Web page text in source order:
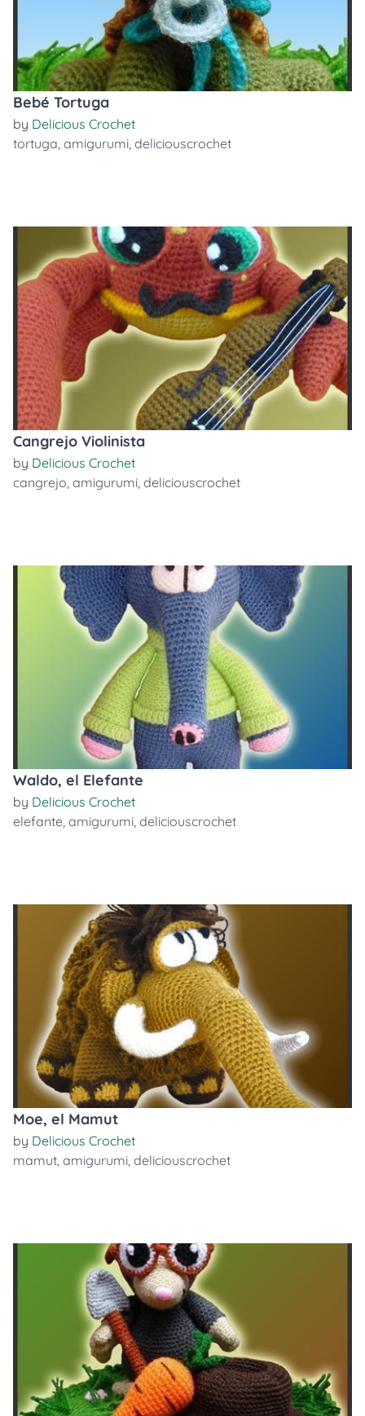
Bebé Tortuga
by Delicious Crochet
tortuga, amigurumi, deliciouscrochet
Cangrejo Violinista
by Delicious Crochet
cangrejo, amigurumi, deliciouscrochet
Waldo, el Elefante
by Delicious Crochet
elefante, amigurumi, deliciouscrochet
Moe, el Mamut
by Delicious Crochet
mamut, amigurumi, deliciouscrochet